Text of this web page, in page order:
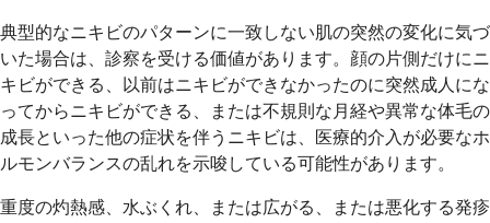
典型的なニキビのパターンに一致しない肌の突然の変化に気づ
いた場合は、診察を受ける価値があります。顔の片側だけにニ
キビができる、以前はニキビができなかったのに突然成人にな
ってからニキビができる、または不規則な月経や異常な体毛の
成長といった他の症状を伴うニキビは、医療的介入が必要なホ
ルモンバランスの乱れを示唆している可能性があります。
重度の灼熱感、水ぶくれ、または広がる、または悪化する発疹